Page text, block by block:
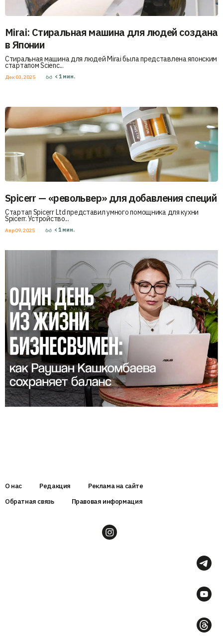
Mirai: Стиральная машина для людей создана
в Японии
Стиральная машина для людей Mirai была представлена японским
стартапом Scienc...
Дек 03, 2025 < 1 мин.
Spicerr — «револьвер» для добавления специй
Стартап Spicerr Ltd представил умного помощника для кухни
Spicerr. Устройство...
Апр 09, 2025 < 1 мин.
О нас Редакция
Реклама на сайте
Обратная связь
Правовая информация